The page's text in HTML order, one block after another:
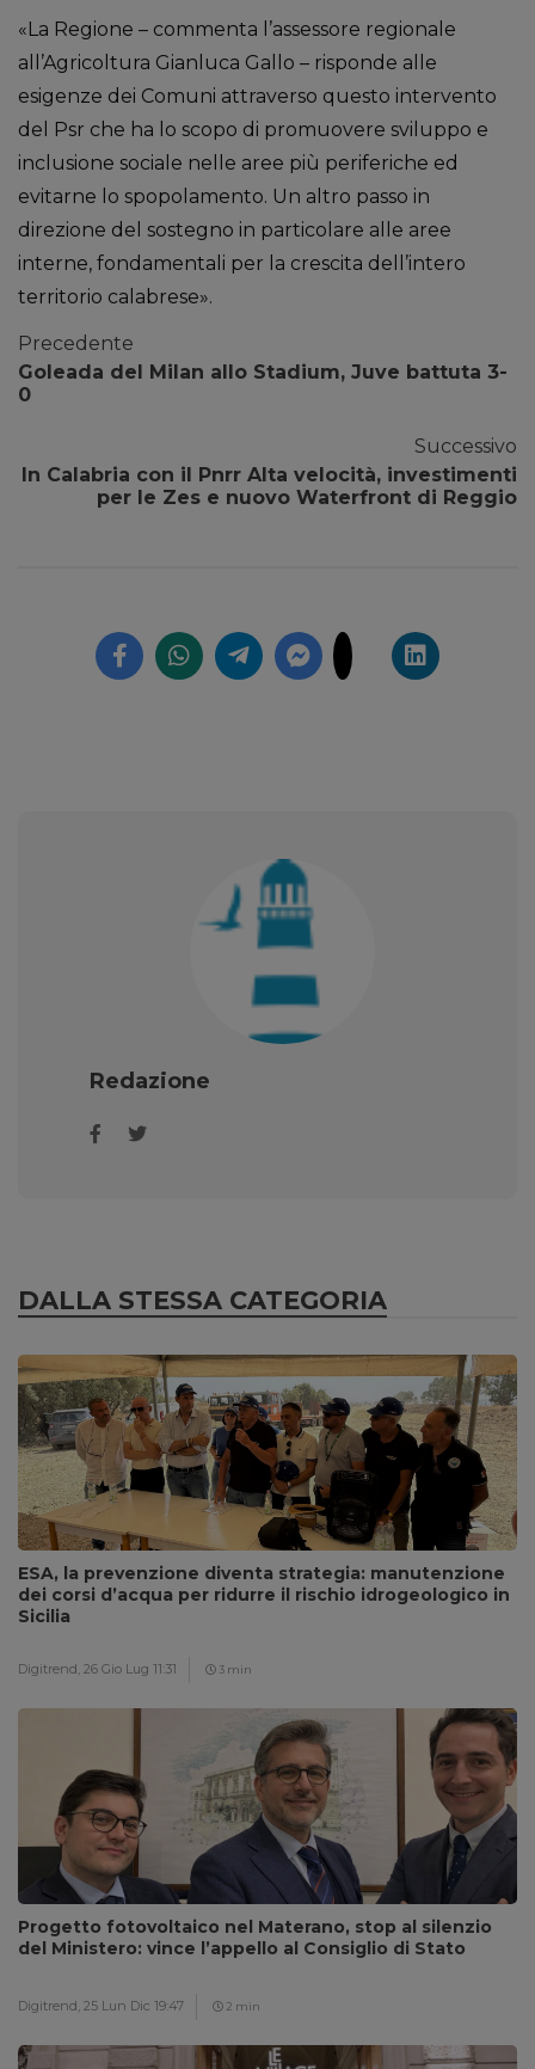
«La Regione – commenta l’assessore regionale
all’Agricoltura Gianluca Gallo – risponde alle
esigenze dei Comuni attraverso questo intervento
del Psr che ha lo scopo di promuovere sviluppo e
inclusione sociale nelle aree più periferiche ed
evitarne lo spopolamento. Un altro passo in
direzione del sostegno in particolare alle aree
interne, fondamentali per la crescita dell’intero
territorio calabrese».
Precedente
Goleada del Milan allo Stadium, Juve battuta 3-
0
Successivo
In Calabria con il Pnrr Alta velocità, investimenti
per le Zes e nuovo Waterfront di Reggio
Redazione
DALLA STESSA CATEGORIA
ESA, la prevenzione diventa strategia: manutenzione
dei corsi d’acqua per ridurre il rischio idrogeologico in
Sicilia
Digitrend, 26 Gio Lug 11:31 3 min
Progetto fotovoltaico nel Materano, stop al silenzio
del Ministero: vince l’appello al Consiglio di Stato
Digitrend, 25 Lun Dic 19:47 2 min